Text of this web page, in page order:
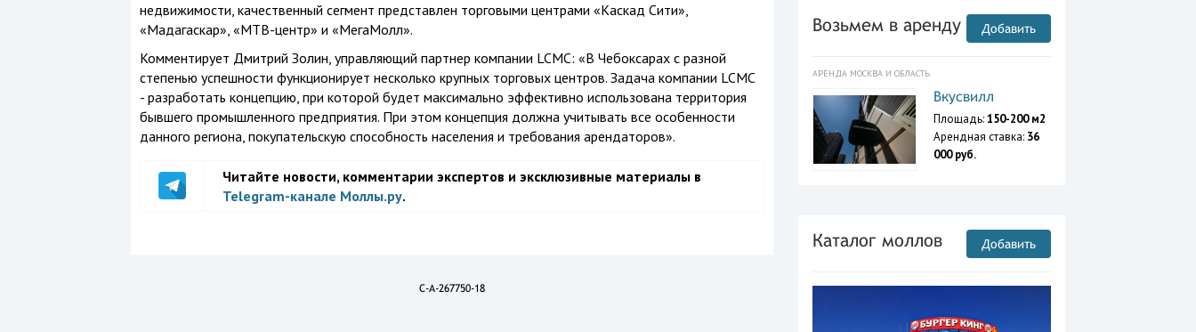
недвижимости, качественный сегмент представлен торговыми центрами «Каскад Сити»,
«Мадагаскар», «МТВ-центр» и «МегаМолл».
Комментирует Дмитрий Золин, управляющий партнер компании LCMC: «В Чебоксарах с разной
степенью успешности функционирует несколько крупных торговых центров. Задача компании LCMC
- разработать концепцию, при которой будет максимально эффективно использована территория
бывшего промышленного предприятия. При этом концепция должна учитывать все особенности
данного региона, покупательскую способность населения и требования арендаторов».
Читайте новости, комментарии экспертов и эксклюзивные материалы в
Telegram-канале Моллы.ру.
C-A-267750-18
Возьмем в аренду Добавить
АРЕНДА МОСКВА И ОБЛАСТЬ
Вкусвилл
Площадь:150-200 м2
Арендная ставка: 36
000 руб.
Каталог моллов Добавить